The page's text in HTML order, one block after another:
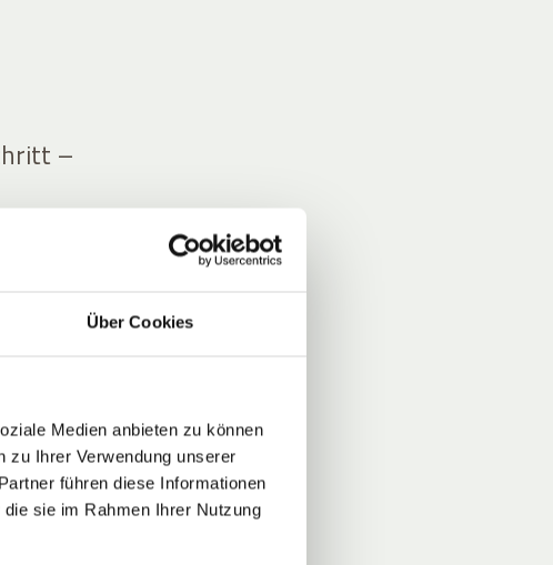
Über Cookies
Medien anbieten zu können
zu Ihrer Verwendung unserer
führen diese Informationen
sie im Rahmen Ihrer Nutzung
–
für
Aber